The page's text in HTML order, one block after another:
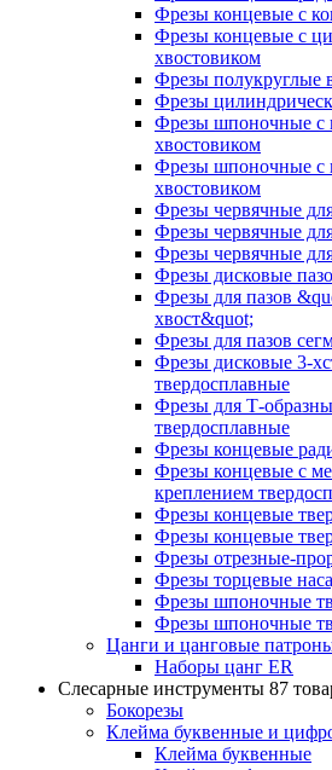
Фрезы концевые с
Фрезы концевые с
хвостовиком
Фрезы полукруглые
Фрезы
Фрезы шпоночные с
хвостовиком
Фрезы шпоночные с
хвостовиком
Фрезы червячные
Фрезы червячные для
Фрезы червячные
Фрезы дисковые
Фрезы для пазов
хвост&quot;
Фрезы для пазов
Фрезы дисковые 3-
твердосплавные
Фрезы для Т-
твердосплавные
Фрезы концевые
Фрезы концевые с
креплением
Фрезы концевые
Фрезы концевые
Фрезы отрезные-
Фрезы торцевые
Фрезы шпоночные
Фрезы шпоночные
Цанги и цанговые
Наборы цанг ER
Слесарные инструменты 87
Бокорезы
Клейма буквенные и
Клейма буквенные